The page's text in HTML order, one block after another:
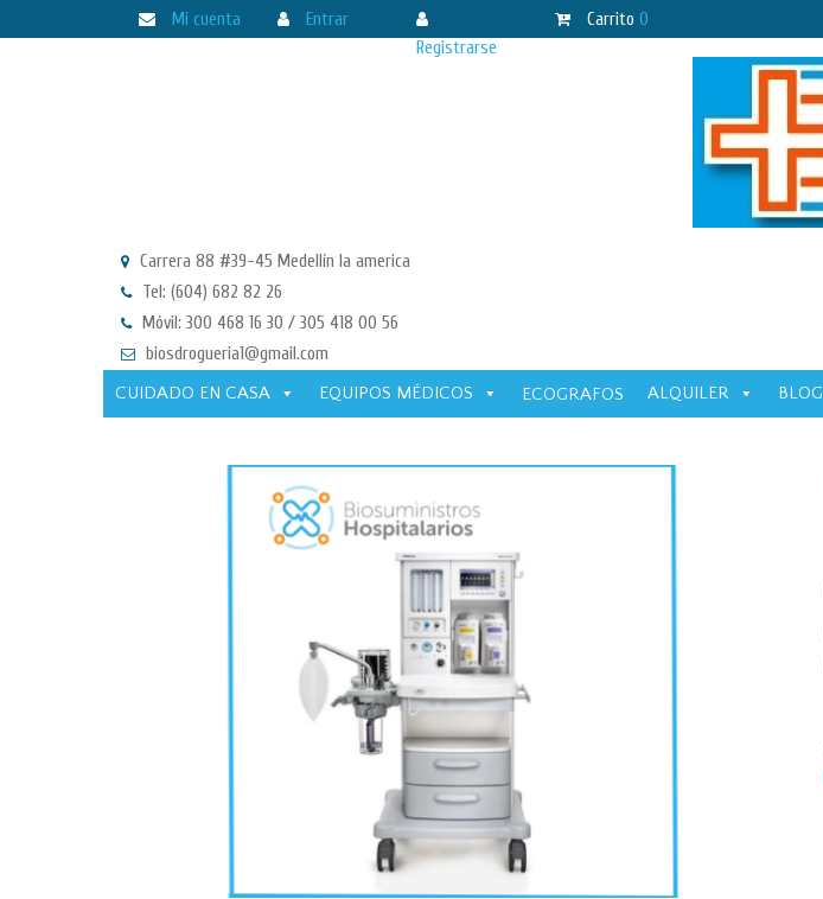
Mi cuenta
Entrar
Registrarse
Carrito 0
Carrera 88 #39-45 Medellín la america
Tel: (604) 682 82 26
Móvil: 300 468 16 30 / 305 418 00 56
biosdrogueria1@gmail.com
CUIDADO EN CASA
EQUIPOS MÉDICOS ECOGRAFOS ALQUILER BLOG